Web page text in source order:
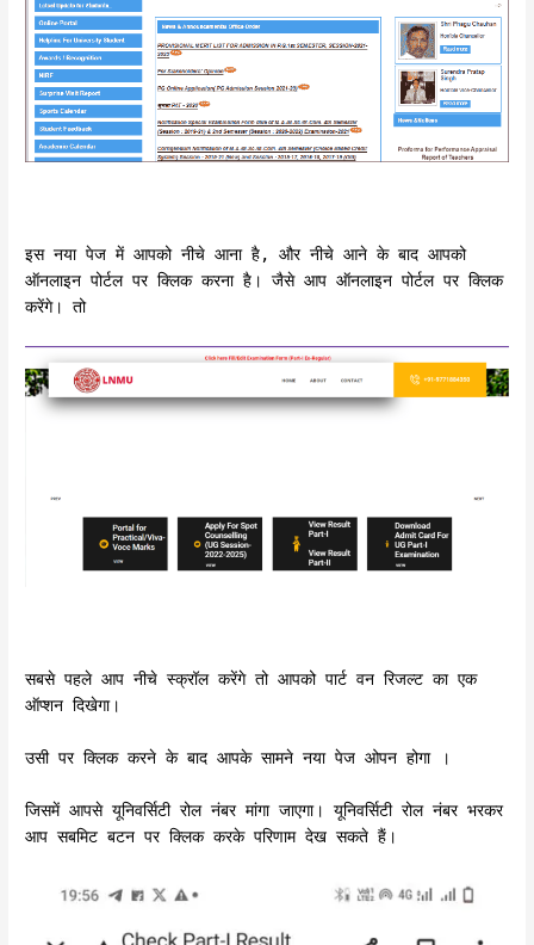
इस नया पेज में आपको नीचे आना है, और नीचे आने के बाद आपको
ऑनलाइन पोर्टल पर क्लिक करना है। जैसे आप ऑनलाइन पोर्टल पर क्लिक
करेंगे। तो
सबसे पहले आप नीचे स्क्रॉल करेंगे तो आपको पार्ट वन रिजल्ट का एक
ऑप्शन दिखेगा।
उसी पर क्लिक करने के बाद आपके सामने नया पेज ओपन होगा ।
जिसमें आपसे यूनिवर्सिटी रोल नंबर मांगा जाएगा। यूनिवर्सिटी रोल नंबर भरकर
आप सबमिट बटन पर क्लिक करके परिणाम देख सकते हैं।